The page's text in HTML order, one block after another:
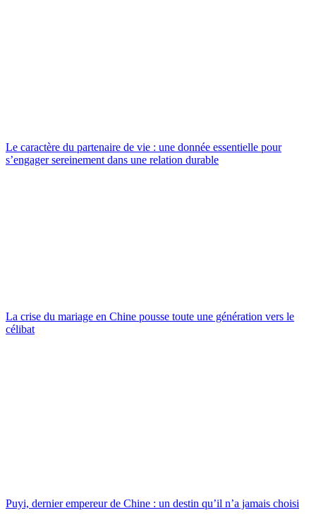
Le caractère du partenaire de vie : une donnée essentielle pour
s’engager sereinement dans une relation durable
La crise du mariage en Chine pousse toute une génération vers le
célibat
Puyi, dernier empereur de Chine : un destin qu’il n’a jamais choisi